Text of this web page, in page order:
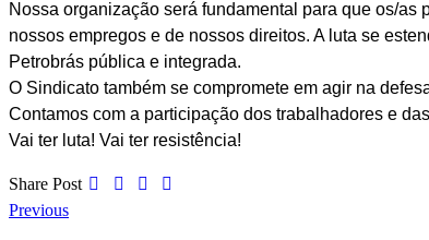
Nossa organização será fundamental para que os/
nossos empregos e de nossos direitos. A luta se
Petrobrás pública e integrada.
O Sindicato também se compromete em agir na
Contamos com a participação dos trabalhadores e
Vai ter luta! Vai ter resistência!
Share Post
Navegação
Previous